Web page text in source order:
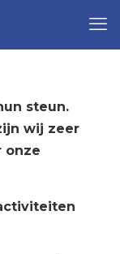
steun.
wij zeer
onze